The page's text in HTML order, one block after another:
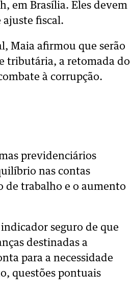
em Brasília. Eles devem
ajuste fiscal.
Maia afirmou que serão
tributária, a retomada do
à corrupção.
previdenciários
nas contas
de trabalho e o aumento
seguro de que
destinadas a
para a necessidade
questões pontuais